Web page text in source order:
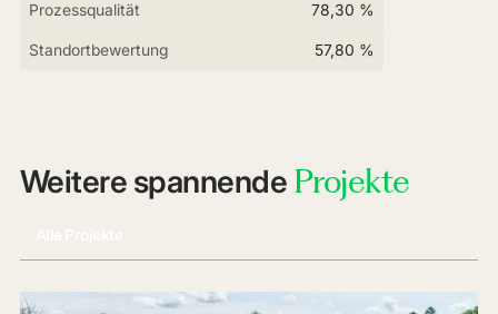
Prozessqualität 78,30 %
Standortbewertung 57,80 %
Weitere spannende Projekte